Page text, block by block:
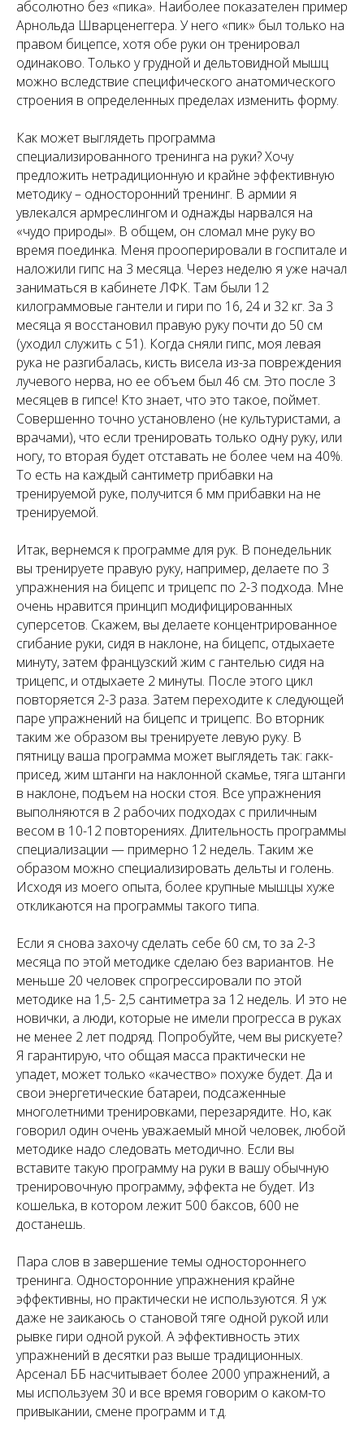
абсолютно без «пика». Наиболее показателен пример
Арнольда Шварценеггера. У него «пик» был только на
правом бицепсе, хотя обе руки он тренировал
одинаково. Только у грудной и дельтовидной мышц
можно вследствие специфического анатомического
строения в определенных пределах изменить форму.
Как может выглядеть программа
специализированного тренинга на руки? Хочу
предложить нетрадиционную и крайне эффективную
методику – односторонний тренинг. В армии я
увлекался армреслингом и однажды нарвался на
«чудо природы». В общем, он сломал мне руку во
время поединка. Меня прооперировали в госпитале и
наложили гипс на 3 месяца. Через неделю я уже начал
заниматься в кабинете ЛФК. Там были 12
килограммовые гантели и гири по 16, 24 и 32 кг. За 3
месяца я восстановил правую руку почти до 50 см
(уходил служить с 51). Когда сняли гипс, моя левая
рука не разгибалась, кисть висела из-за повреждения
лучевого нерва, но ее объем был 46 см. Это после 3
месяцев в гипсе! Кто знает, что это такое, поймет.
Совершенно точно установлено (не культуристами, а
врачами), что если тренировать только одну руку, или
ногу, то вторая будет отставать не более чем на 40%.
То есть на каждый сантиметр прибавки на
тренируемой руке, получится 6 мм прибавки на не
тренируемой.
Итак, вернемся к программе для рук. В понедельник
вы тренируете правую руку, например, делаете по 3
упражнения на бицепс и трицепс по 2-3 подхода. Мне
очень нравится принцип модифицированных
суперсетов. Скажем, вы делаете концентрированное
сгибание руки, сидя в наклоне, на бицепс, отдыхаете
минуту, затем французский жим с гантелью сидя на
трицепс, и отдыхаете 2 минуты. После этого цикл
повторяется 2-3 раза. Затем переходите к следующей
паре упражнений на бицепс и трицепс. Во вторник
таким же образом вы тренируете левую руку. В
пятницу ваша программа может выглядеть так: гакк-
присед, жим штанги на наклонной скамье, тяга штанги
в наклоне, подъем на носки стоя. Все упражнения
выполняются в 2 рабочих подходах с приличным
весом в 10-12 повторениях. Длительность программы
специализации — примерно 12 недель. Таким же
образом можно специализировать дельты и голень.
Исходя из моего опыта, более крупные мышцы хуже
откликаются на программы такого типа.
Если я снова захочу сделать себе 60 см, то за 2-3
месяца по этой методике сделаю без вариантов. Не
меньше 20 человек спрогрессировали по этой
методике на 1,5- 2,5 сантиметра за 12 недель. И это не
новички, а люди, которые не имели прогресса в руках
не менее 2 лет подряд. Попробуйте, чем вы рискуете?
Я гарантирую, что общая масса практически не
упадет, может только «качество» похуже будет. Да и
свои энергетические батареи, подсаженные
многолетними тренировками, перезарядите. Но, как
говорил один очень уважаемый мной человек, любой
методике надо следовать методично. Если вы
вставите такую программу на руки в вашу обычную
тренировочную программу, эффекта не будет. Из
кошелька, в котором лежит 500 баксов, 600 не
достанешь.
Пара слов в завершение темы одностороннего
тренинга. Односторонние упражнения крайне
эффективны, но практически не используются. Я уж
даже не заикаюсь о становой тяге одной рукой или
рывке гири одной рукой. А эффективность этих
упражнений в десятки раз выше традиционных.
Арсенал ББ насчитывает более 2000 упражнений, а
мы используем 30 и все время говорим о каком-то
привыкании, смене программ и т.д.